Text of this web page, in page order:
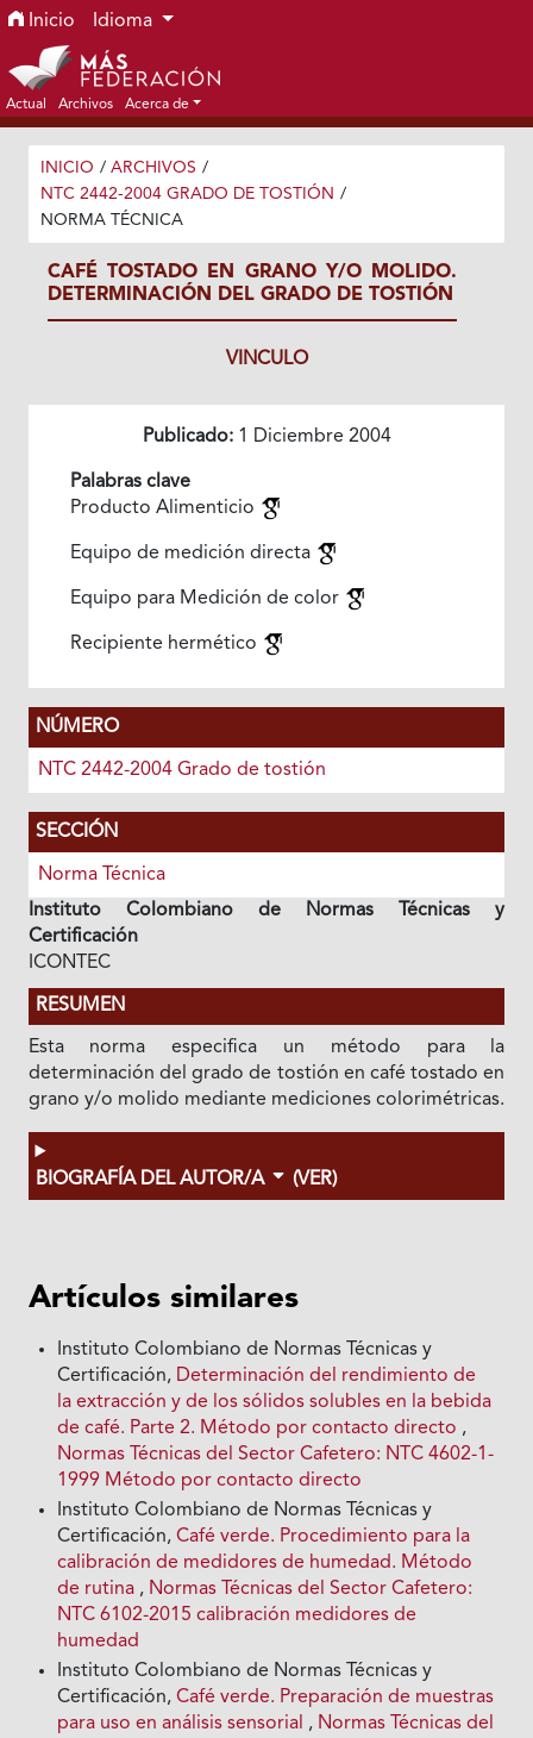
Ir al menú de navegación principal
Ir al contenido principal
Ir al pie de página del sitio
Inicio Idioma
Actual Archivos Acerca de
INICIO / ARCHIVOS /
NTC 2442-2004 GRADO DE TOSTIÓN /
NORMA TÉCNICA
CAFÉ TOSTADO EN GRANO Y/O MOLIDO.
DETERMINACIÓN DEL GRADO DE TOSTIÓN
VINCULO
Publicado:1 Diciembre 2004
Palabras clave
Producto Alimenticio
Equipo de medición directa
Equipo para Medición de color
Recipiente hermético
NÚMERO
NTC 2442-2004 Grado de tostión
SECCIÓN
Norma Técnica
Instituto Colombiano de Normas Técnicas y
Certificación
ICONTEC
RESUMEN
Esta norma especifica un método para la
determinación del grado de tostión en café tostado en
grano y/o molido mediante mediciones colorimétricas.
BIOGRAFÍA DEL AUTOR/A (VER)
Artículos similares
Instituto Colombiano de Normas Técnicas y
Certificación, Determinación del rendimiento de
la extracción y de los sólidos solubles en la bebida
de café. Parte 2. Método por contacto directo ,
Normas Técnicas del Sector Cafetero: NTC 4602-1-
1999 Método por contacto directo
Instituto Colombiano de Normas Técnicas y
Certificación,Café verde. Procedimiento para la
calibración de medidores de humedad. Método
de rutina , Normas Técnicas del Sector Cafetero:
NTC 6102-2015 calibración medidores de
humedad
Instituto Colombiano de Normas Técnicas y
Certificación,Café verde. Preparación de muestras
para uso en análisis sensorial , Normas Técnicas del